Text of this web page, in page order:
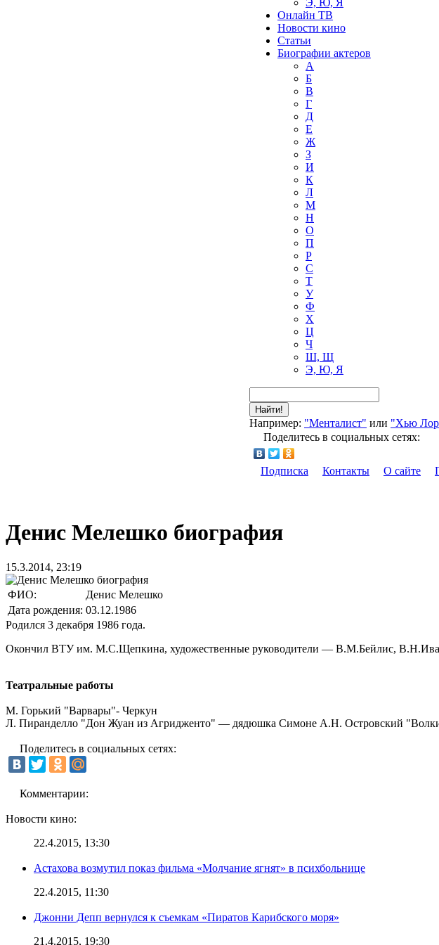
Э, Ю, Я
Онлайн ТВ
Новости кино
Статьи
Биографии актеров
А
Б
В
Г
Д
Е
Ж
З
И
К
Л
М
Н
О
П
Р
С
Т
У
Ф
Х
Ц
Ч
Ш, Щ
Э, Ю, Я
Найти!
Например: "Менталист" или "Хью
Поделитесь в социальных сетях:
Подписка Контакты О сайте
Денис Мелешко биография
15.3.2014, 23:19
ФИО:
Денис Мелешко
Дата рождения: 03.12.1986
Родился 3 декабря 1986 года.
Окончил ВТУ им. М.С.Щепкина, художественные руководители — В.М.Бейлис,
Театральные работы
М. Горький "Варвары"- Черкун
Л. Пиранделло "Дон Жуан из Агридженто" — дядюшка Симоне А.Н. Островский
Поделитесь в социальных сетях:
Комментарии:
Новости кино:
22.4.2015, 13:30
Астахова возмутил показ фильма «Молчание ягнят» в психбольнице
22.4.2015, 11:30
Джонни Депп вернулся к съемкам «Пиратов Карибского моря»
21.4.2015, 19:30